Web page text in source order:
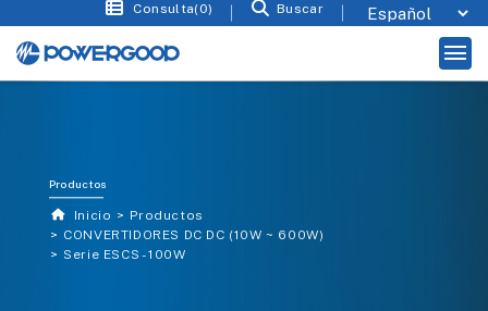
Consulta(0) Buscar
Productos
Inicio
Productos
CONVERTIDORES DC DC (10W ~ 600W)
Serie ESCS - 100W